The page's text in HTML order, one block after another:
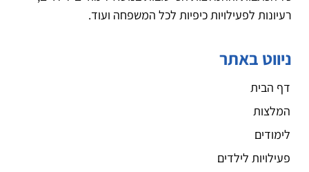
רעיונות לפעילויות כיפיות לכל המשפחה ועוד.
ניווט באתר
דף הבית
המלצות
לימודים
פעילויות לילדים